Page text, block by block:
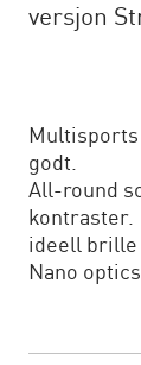
versjon
godt.
All-round
kontraster.
ideell brille
Nano